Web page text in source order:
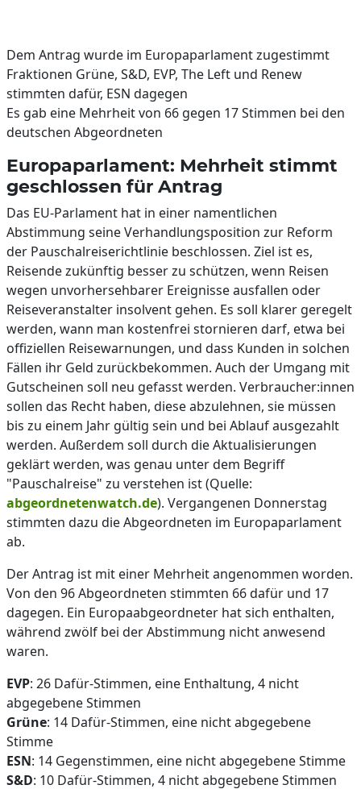
Dem Antrag wurde im Europaparlament zugestimmt
Fraktionen Grüne, S&D, EVP, The Left und Renew
stimmten dafür, ESN dagegen
Es gab eine Mehrheit von 66 gegen 17 Stimmen bei den
deutschen Abgeordneten
Europaparlament: Mehrheit stimmt
geschlossen für Antrag
Das EU-Parlament hat in einer namentlichen
Abstimmung seine Verhandlungsposition zur Reform
der Pauschalreiserichtlinie beschlossen. Ziel ist es,
Reisende zukünftig besser zu schützen, wenn Reisen
wegen unvorhersehbarer Ereignisse ausfallen oder
Reiseveranstalter insolvent gehen. Es soll klarer geregelt
werden, wann man kostenfrei stornieren darf, etwa bei
offiziellen Reisewarnungen, und dass Kunden in solchen
Fällen ihr Geld zurückbekommen. Auch der Umgang mit
Gutscheinen soll neu gefasst werden. Verbraucher:innen
sollen das Recht haben, diese abzulehnen, sie müssen
bis zu einem Jahr gültig sein und bei Ablauf ausgezahlt
werden. Außerdem soll durch die Aktualisierungen
geklärt werden, was genau unter dem Begriff
"Pauschalreise" zu verstehen ist (Quelle:
abgeordnetenwatch.de). Vergangenen Donnerstag
stimmten dazu die Abgeordneten im Europaparlament
ab.
Der Antrag ist mit einer Mehrheit angenommen worden.
Von den 96 Abgeordneten stimmten 66 dafür und 17
dagegen. Ein Europaabgeordneter hat sich enthalten,
während zwölf bei der Abstimmung nicht anwesend
waren.
EVP: 26 Dafür-Stimmen, eine Enthaltung, 4 nicht
abgegebene Stimmen
Grüne: 14 Dafür-Stimmen, eine nicht abgegebene
Stimme
ESN: 14 Gegenstimmen, eine nicht abgegebene Stimme
S&D: 10 Dafür-Stimmen, 4 nicht abgegebene Stimmen